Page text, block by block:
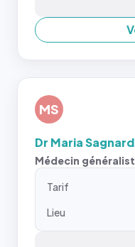
MS
Dr Maria
Médecin
Tarif
Lieu